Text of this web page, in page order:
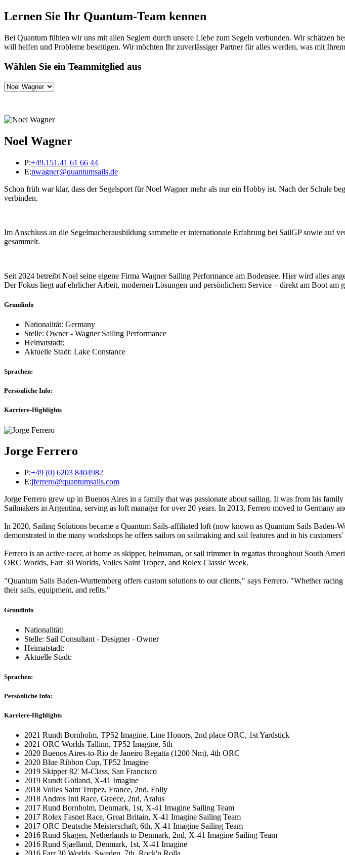
Lernen Sie Ihr Quantum-Team kennen
Bei Quantum fühlen wir uns mit allen Seglern durch unsere Liebe zum Segeln verbunden. Wir schätzen
will helfen und Probleme beseitigen. Wir möchten Ihr zuverlässiger Partner für alles werden, was mit
Wählen Sie ein Teammitglied aus
Noel Wagner
P:+49.151.41 61 66 44
E:nwagner@quantumsails.de
Schon früh war klar, dass der Segelsport für Noel Wagner mehr als nur ein Hobby ist. Nach der Schule
verbinden.
Im Anschluss an die Segelmacherausbildung sammelte er internationale Erfahrung bei SailGP sowie auf
gesammelt.
Seit 2024 betreibt Noel seine eigene Firma Wagner Sailing Performance am Bodensee. Hier wird alles
Der Fokus liegt auf ehrlicher Arbeit, modernen Lösungen und persönlichem Service – direkt am Boot am
Grundinfo
Nationalität: Germany
Stelle: Owner - Wagner Sailing Performance
Heimatstadt:
Aktuelle Stadt: Lake Constance
Sprachen:
Persönliche Info:
Karriere-Highlights
Jorge Ferrero
P:+49 (0) 6203 8404982
E:jferrero@quantumsails.com
Jorge Ferrero grew up in Buenos Aires in a family that was passionate about sailing. It was from his
Sailmakers in Argentina, serving as loft manager for over 20 years. In 2013, Ferrero moved to Germany
In 2020, Sailing Solutions became a Quantum Sails-affiliated loft (now known as Quantum Sails Baden-
demonstrated in the many workshops he offers sailors on sailmaking and sail features and in his
Ferrero is an active racer, at home as skipper, helmsman, or sail trimmer in regattas throughout South
ORC Worlds, Farr 30 Worlds, Voiles Saint Tropez, and Rolex Classic Week.
"Quantum Sails Baden-Wurttemberg offers custom solutions to our clients," says Ferrero. "Whether
their sails, equipment, and refits."
Grundinfo
Nationalität:
Stelle: Sail Consultant - Designer - Owner
Heimatstadt:
Aktuelle Stadt:
Sprachen:
Persönliche Info:
Karriere-Highlights
2021 Rundt Bornholm, TP52 Imagine, Line Honors, 2nd place ORC, 1st Yardstick
2021 ORC Worlds Tallinn, TP52 Imagine, 5th
2020 Buenos Aires-to-Rio de Janeiro Regatta (1200 Nm), 4th ORC
2020 Blue Ribbon Cup, TP52 Imagine
2019 Skipper 82' M-Class, San Francisco
2019 Rundt Gotland, X-41 Imagine
2018 Voiles Saint Tropez, France, 2nd, Folly
2018 Andros Intl Race, Greece, 2nd, Aralus
2017 Rund Bornholm, Denmark, 1st, X-41 Imagine Sailing Team
2017 Rolex Fasnet Race, Great Britain, X-41 Imagine Sailing Team
2017 ORC Deutsche Meisterschaft, 6th, X-41 Imagine Sailing Team
2016 Rund Skagen, Netherlands to Denmark, 2nd, X-41 Imagine Sailing Team
2016 Rund Sjaelland, Denmark, 1st, X-41 Imagine